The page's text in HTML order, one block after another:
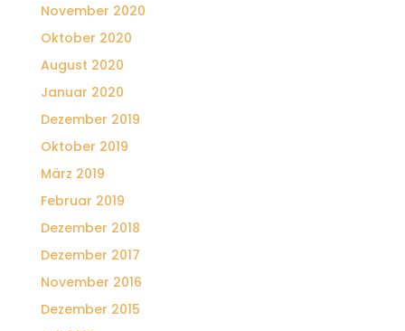
November 2020
Oktober 2020
August 2020
Januar 2020
Dezember 2019
Oktober 2019
März 2019
Februar 2019
Dezember 2018
Dezember 2017
November 2016
Dezember 2015